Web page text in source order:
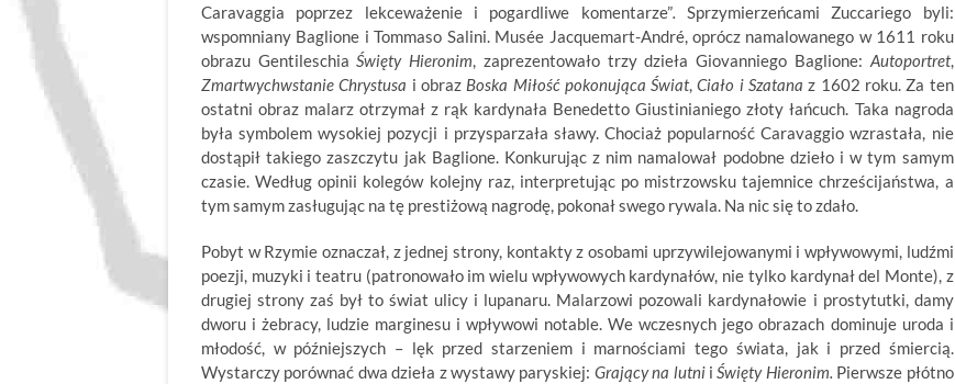
Caravaggia poprzez lekceważenie i pogardliwe komentarze”. Sprzymierzeńcami Zuccariego byli:
wspomniany Baglione i Tommaso Salini. Musée Jacquemart-André, oprócz namalowanego w 1611 roku
obrazu Gentileschia Święty Hieronim , zaprezentowało trzy dzieła Giovanniego Baglione: Autoportret,
Zmartwychwstanie Chrystusa i obraz Boska Miłość pokonująca Świat,Ciało i Szatana z 1602 roku. Za ten
ostatni obraz malarz otrzymał z rąk kardynała Benedetto Giustinianiego złoty łańcuch. Taka nagroda
była symbolem wysokiej pozycji i przysparzała sławy. Chociaż popularność Caravaggio wzrastała, nie
dostąpił takiego zaszczytu jak Baglione. Konkurując z nim namalował podobne dzieło i w tym samym
czasie. Według opinii kolegów kolejny raz, interpretując po mistrzowsku tajemnice chrześcijaństwa, a
tym samym zasługując na tę prestiżową nagrodę, pokonał swego rywala. Na nic się to zdało.
Pobyt w Rzymie oznaczał, z jednej strony, kontakty z osobami uprzywilejowanymi i wpływowymi, ludźmi
poezji, muzyki i teatru (patronowało im wielu wpływowych kardynałów, nie tylko kardynał del Monte), z
drugiej strony zaś był to świat ulicy i lupanaru. Malarzowi pozowali kardynałowie i prostytutki, damy
dworu i żebracy, ludzie marginesu i wpływowi notable. We wczesnych jego obrazach dominuje uroda i
młodość, w późniejszych – lęk przed starzeniem i marnościami tego świata, jak i przed śmiercią.
Wystarczy porównać dwa dzieła z wystawy paryskiej: Grający na lutnii Święty Hieronim. Pierwsze płótno